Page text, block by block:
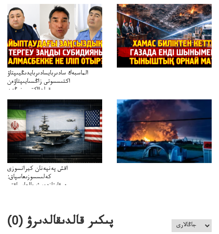
تۇجىرىمدارىنقايتاقاراۋعانەگىزبولاالاما؟
تەكەتىرەسنەلىكتەنقايتاۋشىقتى؟
الماسبەك سادىربايسادىربايدىڭيىپتاۋ
اكتىسسوتى زاڭسىايىپتاۋەن
قولدااكتىسىنىڭەن
ميلليونزاڭسىزدىعىمەنقولدانوسىرىلگەنميلليوندار
اقش پەنپەنان كيرانسوزى
كەلىسسوزىعاسپاق:
دوقايتازدەسۋىجالعاسپاقتى
پىكىر قالدىقالدىرۋ (0
)